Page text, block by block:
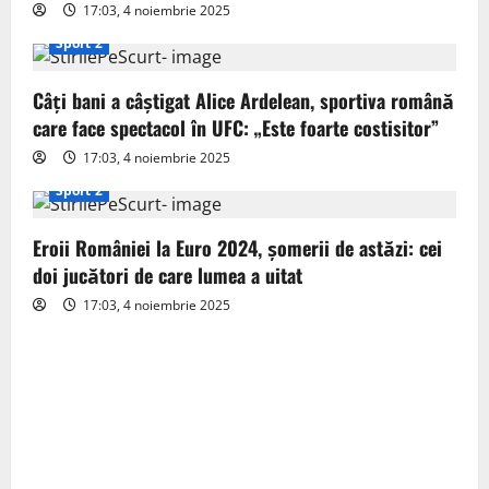
t
i
o
n
17:03, 4 noiembrie 2025
Sport 2
Câți bani a câștigat Alice Ardelean, sportiva română
care face spectacol în UFC: „Este foarte costisitor”
17:03, 4 noiembrie 2025
Sport 2
Eroii României la Euro 2024, șomerii de astăzi: cei
doi jucători de care lumea a uitat
17:03, 4 noiembrie 2025